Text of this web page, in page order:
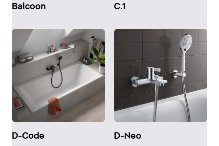
Balcoon C.1
D-Code D-Neo